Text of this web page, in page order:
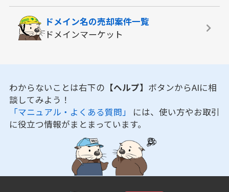
ドメイン名の売却案件一覧
ドメインマーケット
わからないことは右下の 【ヘルプ】 ボタンからAIに相
談してみよう！
「マニュアル・よくある質問」 には、使い方やお取引
に役立つ情報がまとまっています。